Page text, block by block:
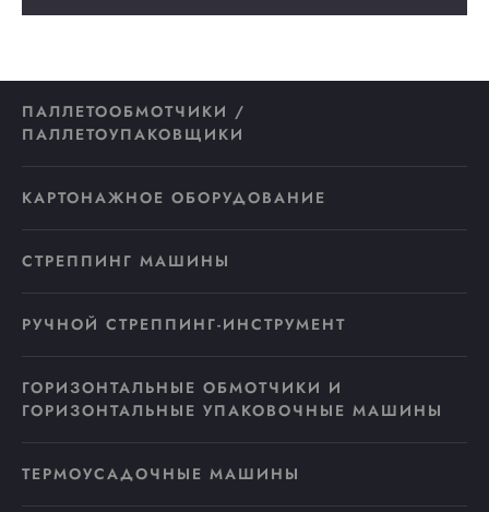
ПАЛЛЕТООБМОТЧИКИ /
ПАЛЛЕТОУПАКОВЩИКИ
КАРТОНАЖНОЕ ОБОРУДОВАНИЕ
СТРЕППИНГ МАШИНЫ
РУЧНОЙ СТРЕППИНГ-ИНСТРУМЕНТ
ГОРИЗОНТАЛЬНЫЕ ОБМОТЧИКИ И
ГОРИЗОНТАЛЬНЫЕ УПАКОВОЧНЫЕ МАШИНЫ
ТЕРМОУСАДОЧНЫЕ МАШИНЫ